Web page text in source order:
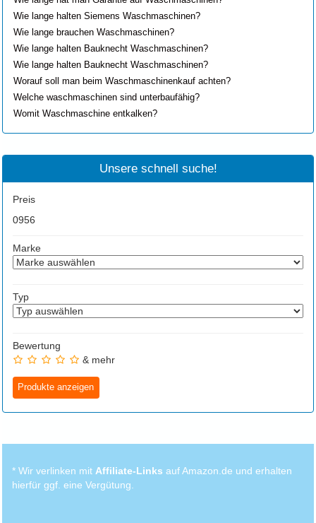
Wie lange halten Siemens Waschmaschinen?
Wie lange brauchen Waschmaschinen?
Wie lange halten Bauknecht Waschmaschinen?
Wie lange halten Bauknecht Waschmaschinen?
Worauf soll man beim Waschmaschinenkauf achten?
Welche waschmaschinen sind unterbaufähig?
Womit Waschmaschine entkalken?
Unsere schnell suche!
Preis
0956
Marke
Typ
Bewertung
& mehr
* Wir verlinken mit Affiliate-Links auf Amazon.de und erhalten
hierfür ggf. eine Vergütung.